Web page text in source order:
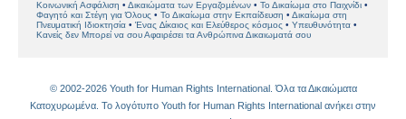
Κοινωνική Ασφάλιση
Δικαιώματα των Εργαζοµένων
Το Δικαίωµα στο Παιχνίδι
Φαγητό και Στέγη για Όλους
Το Δικαίωµα στην Εκπαίδευση
Δικαίωμα στη
Πνευματική Ιδιοκτησία
Ένας ∆ίκαιος και Ελεύθερος κόσµος
Υπευθυνότητα
Κανείς δεν Μπορεί να σου Αφαιρέσει τα Ανθρώπινα Δικαιωματά σου
© 2002-2026 Youth for Human Rights International. Όλα τα Δικαιώµατα
Κατοχυρωµένα. Το λογότυπο Youth for Human Rights International ανήκει στην